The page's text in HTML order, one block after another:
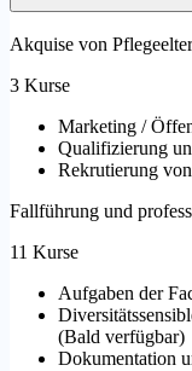
Akquise von
3 Kurse
Marketing /
Qualifizierung
Rekrutierung
Fallführung und
11 Kurse
Aufgaben der
(Bald verfügbar)
Dokumentation